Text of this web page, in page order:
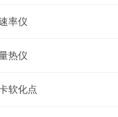
率仪
热仪
软化点